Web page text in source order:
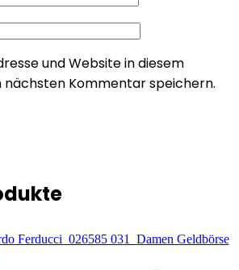
und Website in diesem
nächsten Kommentar speichern.